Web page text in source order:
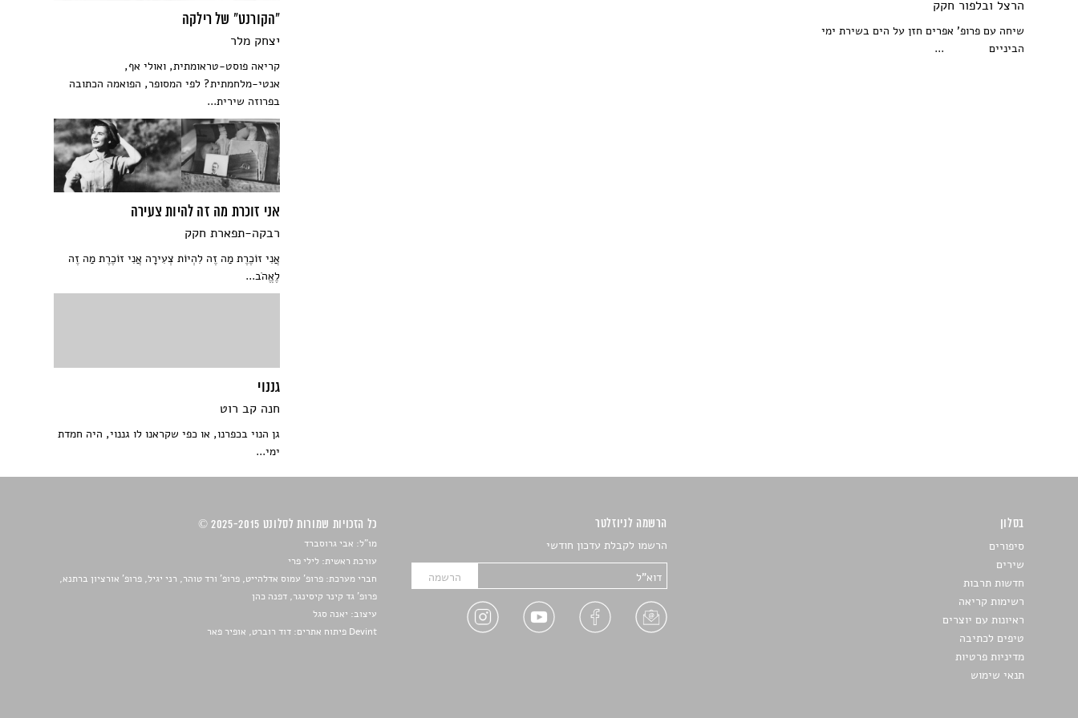
"הקורנט" של רילקה
יצחק מלר
קריאה פוסט-טראומתית, ואולי אף,
אנטי-מלחמתית? לפי המסופר, הפואמה הכתובה
בפרוזה שירית...
אני זוכרת מה זה להיות צעירה
רבקה-תפארת חקק
אֲנִי זוֹכֶרֶת מַה זֶה לִהְיוֹת צְעִירָה אֲנִי זוֹכֶרֶת מַה זֶה
לֶאֱהֹב...
גננוי
חנה קב רוט
גן הנוי בכפרנו, או כפי שקראנו לו גננוי, היה חמדת
ימי...
הרצל ובלפור חקק
שיחה עם פרופ' אפרים חזן על הים בשירת ימי
הביניים ...
בסלון
סיפורים
שירים
חדשות תרבות
רשימות קריאה
ראיונות עם יוצרים
טיפים לכתיבה
מדיניות פרטיות
תנאי שימוש
הרשמה לניוזלטר
הרשמו לקבלת עדכון חודשי
כל הזכויות שמורות לסלונט 2025-2015 ©
מו"ל: אבי גרוסברד
עורכת ראשית: לילי פרי
חברי מערכת: פרופ' עמוס אדלהייט, פרופ' ורד טוהר, רני יגיל, פרופ' אורציון ברתנא,
פרופ' גד קינר קיסינגר, דפנה כהן
עיצוב: יאנה סגל
Devint פיתוח אתרים: דוד רוברט, אופיר פאר